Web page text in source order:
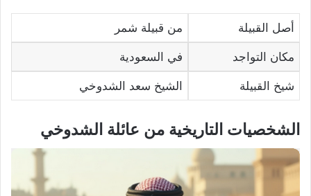
أصل القبيلة من قبيلة شمر
مكان التواجد في السعودية
شيخ القبيلة الشيخ سعد الشدوخي
الشخصيات التاريخية من عائلة الشدوخي